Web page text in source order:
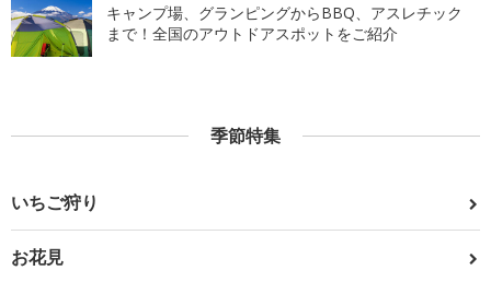
キャンプ場、グランピングからBBQ、アスレチック
まで！全国のアウトドアスポットをご紹介
季節特集
いちご狩り
お花見